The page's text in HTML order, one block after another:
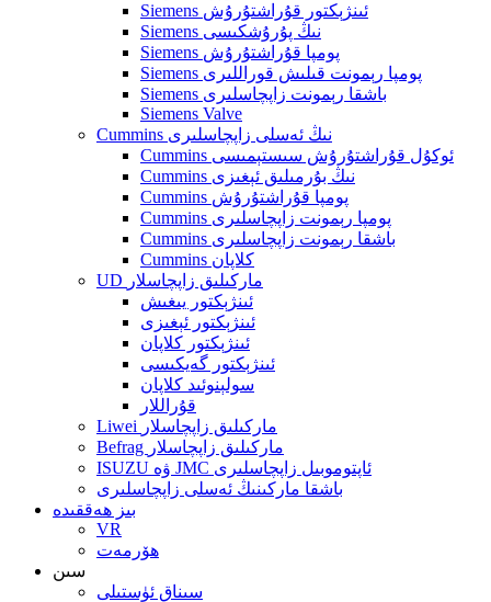
Siemens ئىنژېكتور قۇراشتۇرۇش
Siemens نىڭ پۇرۇشكىسى
Siemens پومپا قۇراشتۇرۇش
Siemens پومپا رېمونت قىلىش قوراللىرى
Siemens باشقا رېمونت زاپچاسلىرى
Siemens Valve
Cummins نىڭ ئەسلى زاپچاسلىرى
Cummins ئوكۇل قۇراشتۇرۇش سىستېمىسى
Cummins نىڭ بۇرمىلىق ئېغىزى
Cummins پومپا قۇراشتۇرۇش
Cummins پومپا رېمونت زاپچاسلىرى
Cummins باشقا رېمونت زاپچاسلىرى
Cummins كلاپان
UD ماركىلىق زاپچاسلار
ئىنژېكتور يىغىش
ئىنژېكتور ئېغىزى
ئىنژېكتور كلاپان
ئىنژېكتور گەيكىسى
سولېنوئىد كلاپان
قۇراللار
Liwei ماركىلىق زاپچاسلار
Befrag ماركىلىق زاپچاسلار
ISUZU ۋە JMC ئاپتوموبىل زاپچاسلىرى
باشقا ماركىنىڭ ئەسلى زاپچاسلىرى
بىز ھەققىدە
VR
ھۆرمەت
سىن
سىناق ئۈستىلى